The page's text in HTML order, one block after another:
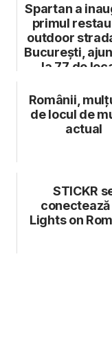
Spartan a
primul
outdoor
București,
la 77 de
Românii,
de locul de
actual
STICKR
conectează
Lights on